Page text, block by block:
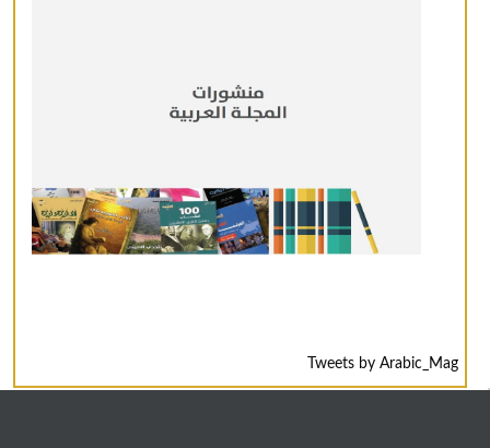
Tweets by Arabic_Mag